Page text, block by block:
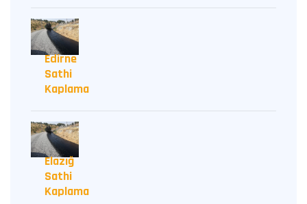
Edirne
Sathi
Kaplama
Elazığ
Sathi
Kaplama